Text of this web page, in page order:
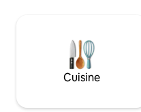
que chaque voyageur
informations de
de téléphone, son adresse
signature à son arrivée.
Cuisine